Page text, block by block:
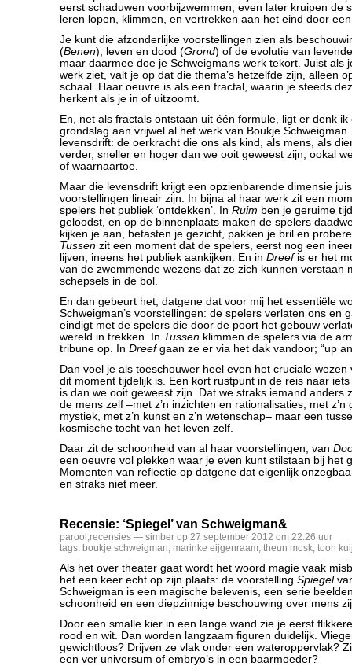
eerst schaduwen voorbijzwemmen, even later kruipen de
leren lopen, klimmen, en vertrekken aan het eind door
Je kunt die afzonderlijke voorstellingen zien als
(Benen), leven en dood (Grond) of de evolutie van
maar daarmee doe je Schweigmans werk tekort. Juist als
werk ziet, valt je op dat die thema’s hetzelfde zijn, alleen
schaal. Haar oeuvre is als een fractal, waarin je steeds
herkent als je in of uitzoomt.
En, net als fractals ontstaan uit één formule, ligt er denk
grondslag aan vrijwel al het werk van Boukje
levensdrift: de oerkracht die ons als kind, als mens, als
verder, sneller en hoger dan we ooit geweest zijn, ookal
of waarnaartoe.
Maar die levensdrift krijgt een opzienbarende dimensie
voorstellingen lineair zijn. In bijna al haar werk zit een
spelers het publiek ‘ontdekken’. In Ruim ben je geruime
geloodst, en op de binnenplaats maken de spelers
kijken je aan, betasten je gezicht, pakken je bril en
Tussen zit een moment dat de spelers, eerst nog een
lijven, ineens het publiek aankijken. En in Dreefis er het
van de zwemmende wezens dat ze zich kunnen verstaan
schepsels in de bol.
En dan gebeurt het; datgene dat voor mij het essentiële
Schweigman’s voorstellingen: de spelers verlaten ons en
eindigt met de spelers die door de poort het gebouw
wereld in trekken. In Tussen klimmen de spelers via de
tribune op. In Dreefgaan ze er via het dak vandoor; “up
Dan voel je als toeschouwer heel even het cruciale wezen
dit moment tijdelijk is. Een kort rustpunt in de reis naar
is dan we ooit geweest zijn. Dat we straks iemand anders
de mens zelf –met z’n inzichten en rationalisaties, met z’n
mystiek, met z’n kunst en z’n wetenschap– maar een
kosmische tocht van het leven zelf.
Daar zit de schoonheid van al haar voorstellingen, van
een oeuvre vol plekken waar je even kunt stilstaan bij het
Momenten van reflectie op datgene dat eigenlijk
en straks niet meer.
Recensie: ‘Spiegel’ van Schweigman&
parool ,recensies — simber op 27 september 2012 om 22:26 uur
tags: boukje schweigman, marinke eijgenraam, theun mosk, toon
Als het over theater gaat wordt het woord magie vaak
het een keer echt op zijn plaats: de voorstelling Spiegel
Schweigman is een magische belevenis, een serie
schoonheid en een diepzinnige beschouwing over mens
Door een smalle kier in een lange wand zie je eerst
rood en wit. Dan worden langzaam figuren duidelijk.
gewichtloos? Drijven ze vlak onder een wateroppervlak?
een ver universum of embryo’s in een baarmoeder?